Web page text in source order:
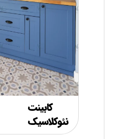
کابینت
نئوکلاسیک